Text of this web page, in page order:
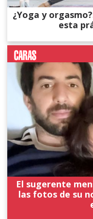
¿Yoga y
esta
El sugerente
las fotos de su